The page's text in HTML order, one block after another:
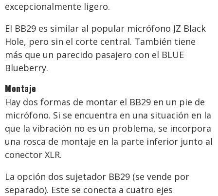
excepcionalmente ligero.
El BB29 es similar al popular micrófono JZ Black
Hole, pero sin el corte central. También tiene
más que un parecido pasajero con el BLUE
Blueberry.
Montaje
Hay dos formas de montar el BB29 en un pie de
micrófono. Si se encuentra en una situación en la
que la vibración no es un problema, se incorpora
una rosca de montaje en la parte inferior junto al
conector XLR.
La opción dos sujetador BB29 (se vende por
separado). Este se conecta a cuatro ejes